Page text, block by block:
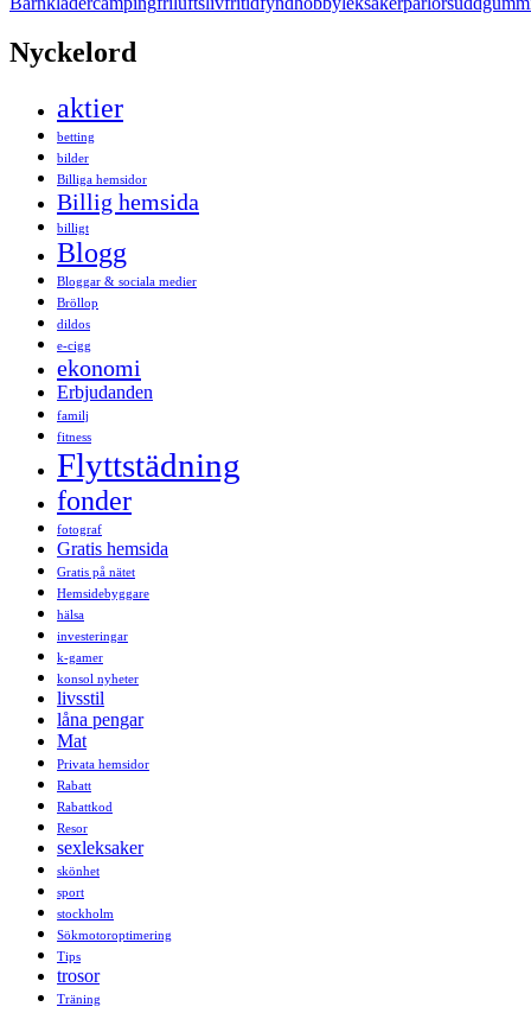
Nyckelord
aktier
betting
bilder
Billiga hemsidor
Billig hemsida
billigt
Blogg
Bloggar & sociala medier
Bröllop
dildos
e-cigg
ekonomi
Erbjudanden
familj
fitness
Flyttstädning
fonder
fotograf
Gratis hemsida
Gratis på nätet
Hemsidebyggare
hälsa
investeringar
k-gamer
konsol nyheter
livsstil
låna pengar
Mat
Privata hemsidor
Rabatt
Rabattkod
Resor
sexleksaker
skönhet
sport
stockholm
Sökmotoroptimering
Tips
trosor
Träning